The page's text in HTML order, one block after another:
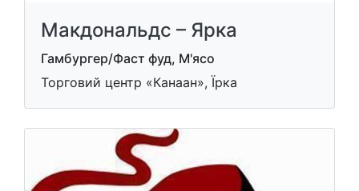
Макдональдс – Ярка
Гамбургер/Фаст фуд, М'ясо
Торговий центр «Канаан», Їрка